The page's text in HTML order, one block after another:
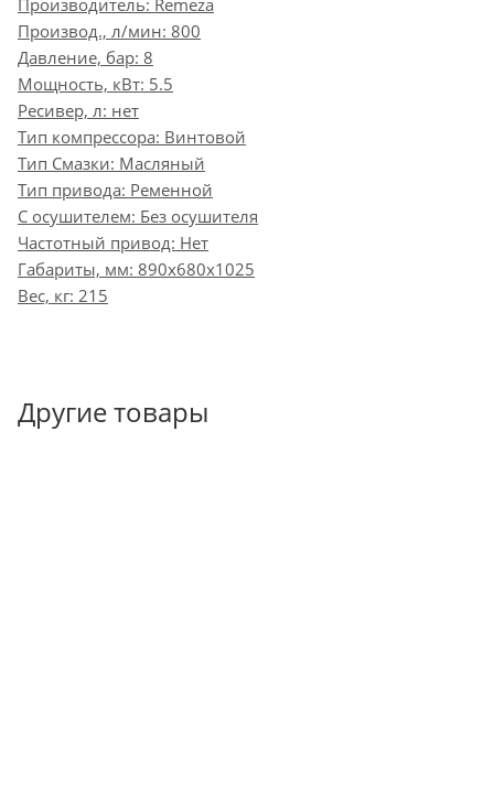
Производ., л/мин: 800
Давление, бар: 8
Мощность, кВт: 5.5
Ресивер, л: нет
Тип компрессора: Винтовой
Тип Смазки: Масляный
Тип привода: Ременной
С осушителем: Без осушителя
Частотный привод: Нет
Габариты, мм: 890x680x1025
Вес, кг: 215
Другие товары